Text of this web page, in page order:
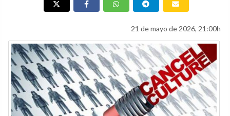
21 de mayo de 2026, 21:00h